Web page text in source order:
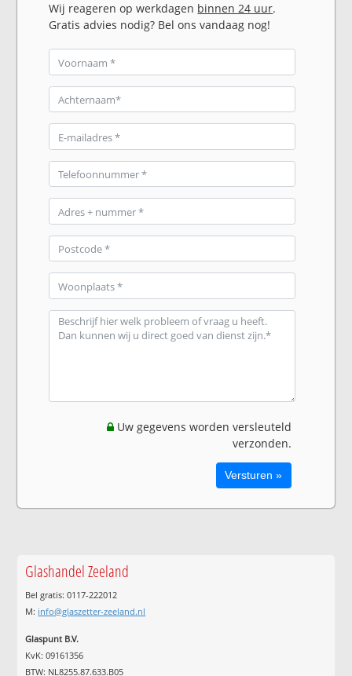
Wij reageren op werkdagen binnen 24 uur.
Gratis advies nodig? Bel ons vandaag nog!
Uw gegevens worden versleuteld
verzonden.
Glashandel Zeeland
Bel gratis: 0117-222012
M: info@glaszetter-zeeland.nl
Glaspunt B.V.
KvK: 09161356
BTW: NL8255.87.633.B05